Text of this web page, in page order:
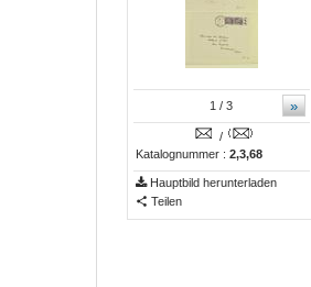
»
1 / 3
/
Katalognummer : 2,3,68
Hauptbild herunterladen
Teilen